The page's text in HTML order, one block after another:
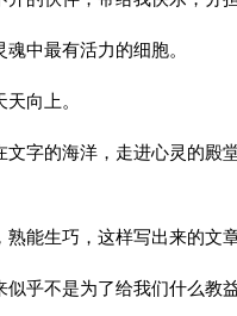
中最有活力的细胞。
向上。
文字的海洋，走进心灵的
熟能生巧，这样写出来的文
似乎不是为了给我们什么教